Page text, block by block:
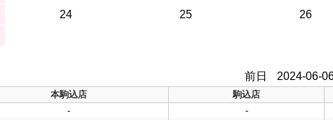
24 25 26
前日 2024-06-
本駒込店 駒込店
- -